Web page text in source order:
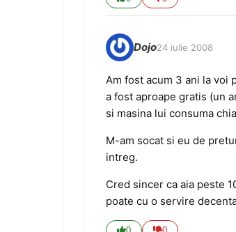
Dojo24 iulie 2008
Am fost acum 3 ani la voi
a fost aproape gratis (un
si masina lui consuma
M-am socat si eu de
intreg.
Cred sincer ca aia peste
poate cu o servire